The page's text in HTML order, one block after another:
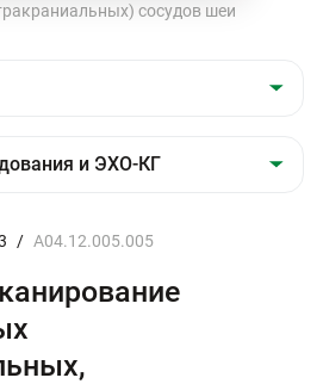
сосудов шеи
/ A04.12.005.005